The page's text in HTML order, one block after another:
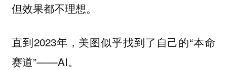
但效果都不理想。
直到2023年，美图似乎找到了自己的“本命
赛道”——AI。